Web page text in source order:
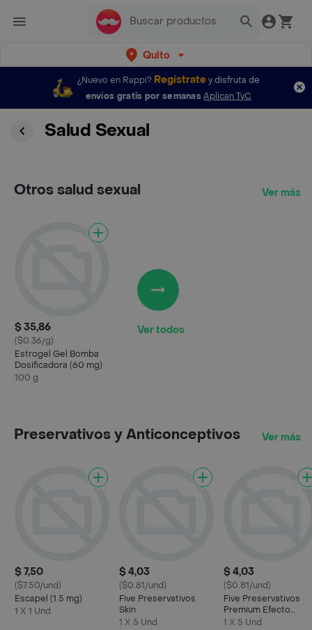
Quito
¿Nuevo en Rappi? Regístratey disfruta de
envíos gratis por semanas Aplican TyC
Salud Sexual
Otros salud sexual Ver más
$ 35,86
($0.36/g)
Estrogel Gel Bomba
Dosificadora (60 mg)
100 g
Ver todos
Preservativos y Anticonceptivos Ver más
$ 7,50
($7.50/und)
Escapel (1.5 mg)
1 X 1 Und
$ 4,03
($0.81/und)
Five Preservativos
Skin
1 X 5 Und
$ 4,03
($0.81/und)
Five Preservativos
Premium Efecto
Retardante
1 X 5 Und